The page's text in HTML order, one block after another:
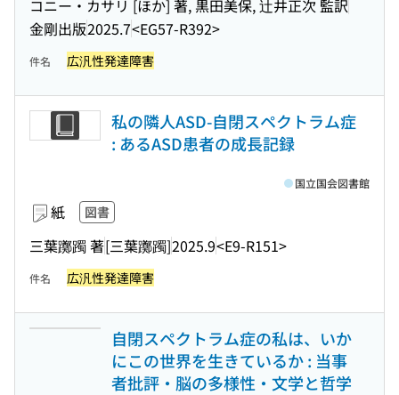
コニー・カサリ [ほか] 著, 黒田美保, 辻井正次 監訳
金剛出版2025.7<EG57-R392>
件名 広汎性発達障害
私の隣人ASD-自閉スペクトラム症
: あるASD患者の成長記録
紙 図書
三葉躑躅 著[三葉躑躅]2025.9<E9-R151>
国立国会図書館
件名 広汎性発達障害
自閉スペクトラム症の私は、いか
にこの世界を生きているか : 当事
者批評・脳の多様性・文学と哲学